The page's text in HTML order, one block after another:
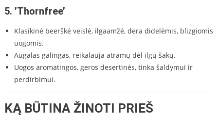
5. ’Thornfree’
Klasikinė beerškė veislė, ilgaamžė, dera didelėmis, blizgiomis
uogomis.
Augalas galingas, reikalauja atramų dėl ilgų šakų.
Uogos aromatingos, geros desertinės, tinka šaldymui ir
perdirbimui.
KĄ BŪTINA ŽINOTI PRIEŠ